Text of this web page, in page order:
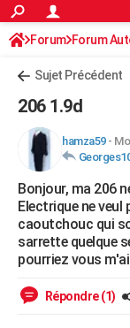
ACTUALITÉS
Politique
Société
Faits Divers
Education
Monde
Villes
+
FINANCE
Retraite
Impôts
Epargne
Immobilier
Risques naturels par
Banque
Assurance
Crédit
AUTO
Essais
Réserver un essai
Citadines
Berlines
SUV
Forum auto
+HIGH-TECH
Mobiles
Meilleur smartphone
Internet
Ordinateurs
Jeux vidéo
Guide high-tech
+BRICOLAGE
Forum
Aménagement
Extérieur
Cuisine
Salle de bains
Jardinage
Rangement
Guides de France
Escapades
Patrimoine
Expositions
Musées
Week-end nature
Forum Forum
Sujet Précédent
206 1.9d
hamza59-
Bonjour, ma 206
Electrique ne veul
caoutchouc qui
sarrette quelque
pourriez vous
Répondre (1)